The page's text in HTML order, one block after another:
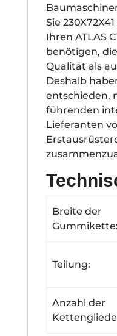
Sie
Ihren ATLAS
benötigen,
Qualität als
Deshalb
entschieden,
führenden
Lieferanten
Breite der
Gummikette:
Teilung:
Anzahl der